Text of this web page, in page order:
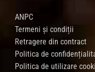
ANPC
Termeni și condiții
Retragere din contract
Politica de
Politica de utilizare